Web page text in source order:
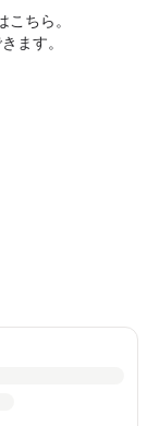
ちら。
ます。